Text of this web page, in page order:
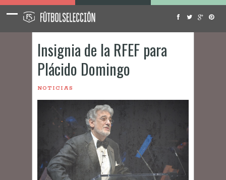
Insignia de la RFEF para
Plácido Domingo
NOTICIAS